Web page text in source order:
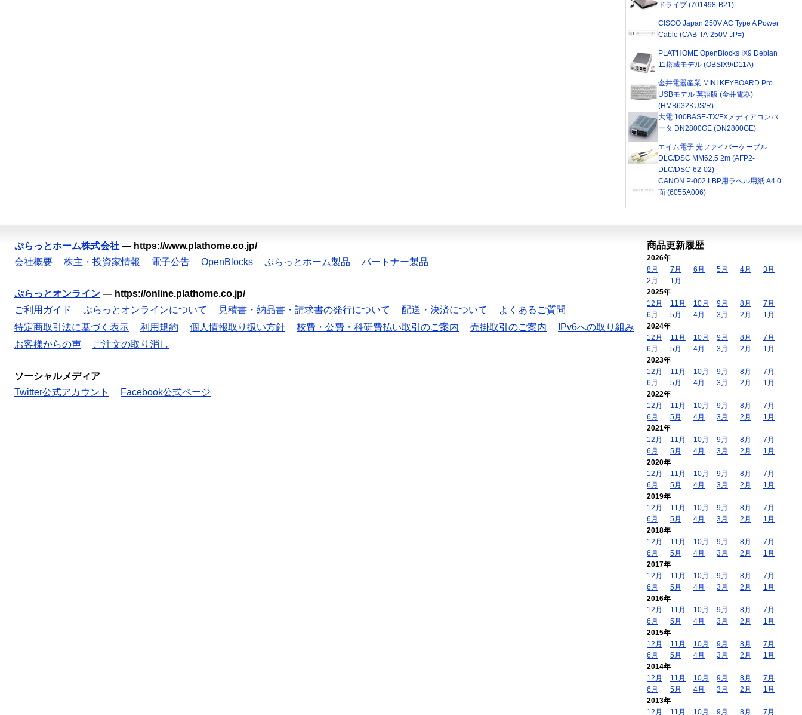
ドライブ (701498-B21)
CISCO Japan 250V AC Type A Power
Cable (CAB-TA-250V-JP=)
PLAT'HOME OpenBlocks IX9 Debian
11搭載モデル (OBSIX9/D11A)
金井電器産業 MINI KEYBOARD Pro
USBモデル 英語版 (金井電器)
(HMB632KUS/R)
大電 100BASE-TX/FXメディアコンバ
ータ DN2800GE (DN2800GE)
エイム電子 光ファイバーケーブル
DLC/DSC MM62.5 2m (AFP2-
DLC/DSC-62-02)
CANON P-002 LBP用ラベル用紙 A4 0
面 (6055A006)
ぷらっとホーム株式会社 — https://www.plathome.co.jp/
会社概要
株主・投資家情報 電子公告 OpenBlocks ぷらっとホーム製品 パートナー製品
ぷらっとオンライン — https://online.plathome.co.jp/
ご利用ガイド
ぷらっとオンラインについて 見積書・納品書・請求書の発行について 配送・決済について
よくあるご質問
特定商取引法に基づく表示
利用規約 個人情報取り扱い方針 校費・公費・科研費払い取引のご案内 売掛取引のご案内
IPv6への取り組み
お客様からの声
ご注文の取り消し
ソーシャルメディア
Twitter公式アカウント
Facebook公式ページ
商品更新履歴
2026年
8月
7月 6月 5月 4月
3月
2月
1月
2025年
12月
11月 10月 9月 8月
7月
6月
5月 4月 3月 2月
1月
2024年
12月
11月 10月 9月 8月
7月
6月
5月 4月 3月 2月
1月
2023年
12月
11月 10月 9月 8月
7月
6月
5月 4月 3月 2月
1月
2022年
12月
11月 10月 9月 8月
7月
6月
5月 4月 3月 2月
1月
2021年
12月
11月 10月 9月 8月
7月
6月
5月 4月 3月 2月
1月
2020年
12月
11月 10月 9月 8月
7月
6月
5月 4月 3月 2月
1月
2019年
12月
11月 10月 9月 8月
7月
6月
5月 4月 3月 2月
1月
2018年
12月
11月 10月 9月 8月
7月
6月
5月 4月 3月 2月
1月
2017年
12月
11月 10月 9月 8月
7月
6月
5月 4月 3月 2月
1月
2016年
12月
11月 10月 9月 8月
7月
6月
5月 4月 3月 2月
1月
2015年
12月
11月 10月 9月 8月
7月
6月
5月 4月 3月 2月
1月
2014年
12月
11月 10月 9月 8月
7月
6月
5月 4月 3月 2月
1月
2013年
12月
11月 10月 9月 8月 7月